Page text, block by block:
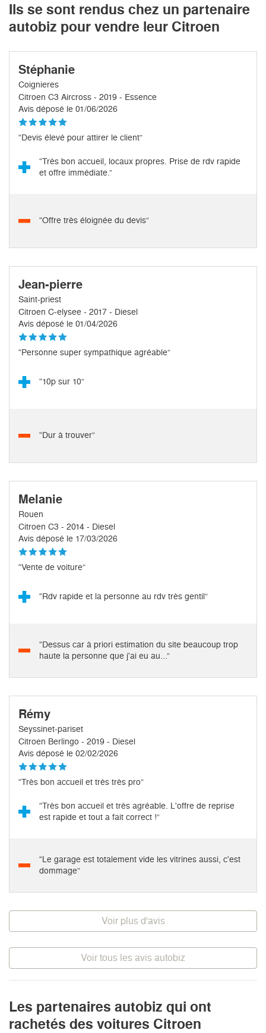
Ils se sont rendus chez un partenaire
autobiz pour vendre leur Citroen
Stéphanie
Coignieres
Citroen C3 Aircross - 2019 - Essence
Avis déposé le 01/06/2026
“Devis élevé pour attirer le client”
“Très bon accueil, locaux propres. Prise de rdv rapide
et offre immédiate.”
“Offre très éloignée du devis”
Jean-pierre
Saint-priest
Citroen C-elysee - 2017 - Diesel
Avis déposé le 01/04/2026
“Personne super sympathique agréable”
“10p sur 10”
“Dur à trouver”
Melanie
Rouen
Citroen C3 - 2014 - Diesel
Avis déposé le 17/03/2026
“Vente de voiture”
“Rdv rapide et la personne au rdv très gentil”
“Dessus car à priori estimation du site beaucoup trop
haute la personne que j'ai eu au...”
Rémy
Seyssinet-pariset
Citroen Berlingo - 2019 - Diesel
Avis déposé le 02/02/2026
“Très bon accueil et très très pro”
“Très bon accueil et très agréable. L'offre de reprise
est rapide et tout a fait correct !”
“Le garage est totalement vide les vitrines aussi, c'est
dommage”
Voir plus d'avis
Voir tous les avis autobiz
Les partenaires autobiz qui ont
rachetés des voitures Citroen